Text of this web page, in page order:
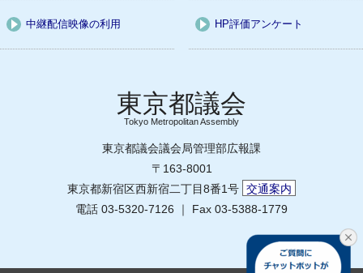
中継配信映像の利用 HP評価アンケート
Tokyo Metropolitan Assembly
東京都議会議会局管理部広報課
〒163-8001
東京都新宿区西新宿二丁目8番1号 交通案内
電話 03-5320-7126 ｜ Fax 03-5388-1779